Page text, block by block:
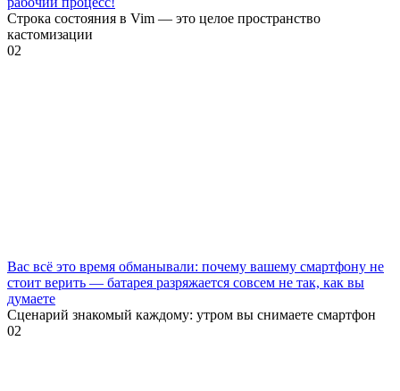
Строка состояния в Vim — это целое пространство
кастомизации
02
Вас всё это время обманывали: почему вашему смартфону не
стоит верить — батарея разряжается совсем не так, как вы
думаете
Сценарий знакомый каждому: утром вы снимаете смартфон
02